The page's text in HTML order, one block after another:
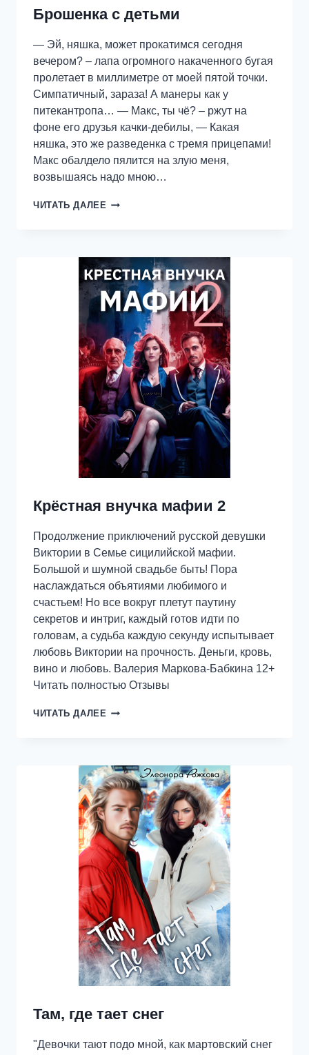
Брошенка с детьми
— Эй, няшка, может прокатимся сегодня
вечером? – лапа огромного накаченного бугая
пролетает в миллиметре от моей пятой точки.
Симпатичный, зараза! А манеры как у
питекантропа… — Макс, ты чё? – ржут на
фоне его друзья качки-дебилы, — Какая
няшка, это же разведенка с тремя прицепами!
Макс обалдело пялится на злую меня,
возвышаясь надо мною…
ЧИТАТЬ ДАЛЕЕ БРОШЕНКА
Крёстная внучка мафии 2
Продолжение приключений русской девушки
Виктории в Семье сицилийской мафии.
Большой и шумной свадьбе быть! Пора
наслаждаться объятиями любимого и
счастьем! Но все вокруг плетут паутину
секретов и интриг, каждый готов идти по
головам, а судьба каждую секунду испытывает
любовь Виктории на прочность. Деньги, кровь,
вино и любовь. Валерия Маркова-Бабкина 12+
Читать полностью Отзывы
ЧИТАТЬ ДАЛЕЕ КРЁСТНАЯ
Там, где тает снег
"Девочки тают подо мной, как мартовский снег